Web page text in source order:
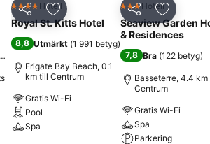
Favoriter
)
Dela Lägg till i Mina Favoriter
4 StjärnorHotell
Royal St. Kitts Hotel
8,8 Utmärkt (1 991 betyg)
Frigate Bay Beach, 0.1
km till Centrum
Gratis Wi-Fi
Pool
Spa
Dela Lägg till
3 Stjärnor
Hotell
Seaview Garden
& Residences
7,8 Bra (122 betyg)
Basseterre, 4.4
Centrum
Gratis Wi-Fi
Spa
Parkering